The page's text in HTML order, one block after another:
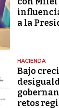
a la
HACIENDA
Bajo
retos